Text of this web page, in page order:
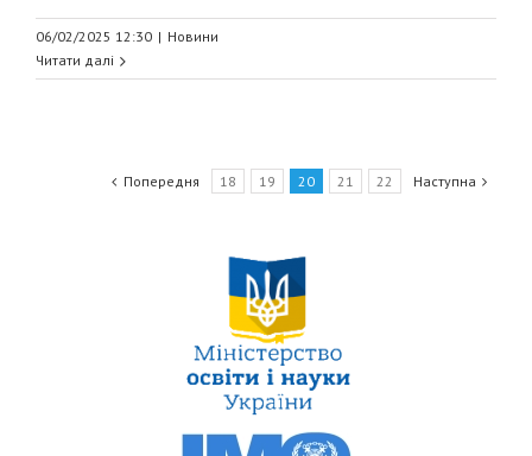
06/02/2025 12:30 | Новини
Читати далі
Попередня 18 19 20 21 22 Наступна